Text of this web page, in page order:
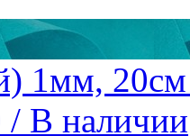
1мм,
/ В наличии